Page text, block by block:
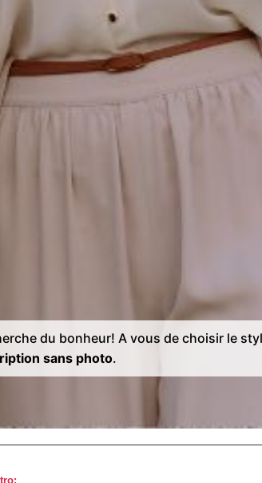
du bonheur! A vous de choisir le
sans photo.